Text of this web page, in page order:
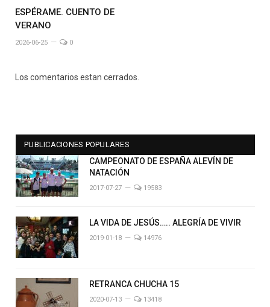
ESPÉRAME. CUENTO DE
VERANO
2026-06-25 0
Los comentarios estan cerrados.
PUBLICACIONES POPULARES
CAMPEONATO DE ESPAÑA ALEVÍN DE
NATACIÓN
2017-07-27 19583
LA VIDA DE JESÚS….. ALEGRÍA DE VIVIR
2019-01-18 14976
RETRANCA CHUCHA 15
2020-07-13 13418